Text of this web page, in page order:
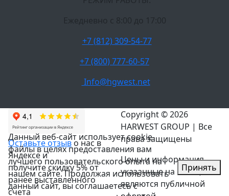
Ежедневно c 8:00 до 17:00
+7 (812) 309-54-77
+7 (800) 777-60-57
Info@hgwest.net
Оставьте отзыво нас в
Яндексе и
получите скидку 5% от
ранее выставленного
счета
Copyright © 2026
HARWEST GROUP | Все
права защищены
Цены и информация,
указанные на сайте, не
являются публичной
Данный веб-сайт использует cookie-
файлы в целях предоставления вам
лучшего пользовательского опыта на
нашем сайте. Продолжая использовать
данный сайт, вы соглашаетесь с
Принять